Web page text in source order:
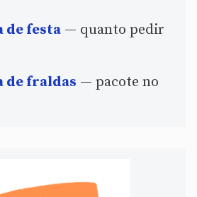
de festa — quanto pedir
de fraldas — pacote no